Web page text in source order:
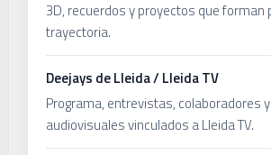
3D, recuerdos y proyectos que forman
trayectoria.
Deejays de Lleida / Lleida TV
Programa, entrevistas, colaboradores
audiovisuales vinculados a Lleida TV.